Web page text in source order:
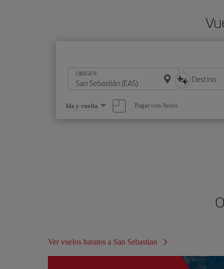
ORIGEN Destino
Seleccione
una
opción
Ida y vuelta Pagar con Avios
Ver vuelos baratos a San Sebastian